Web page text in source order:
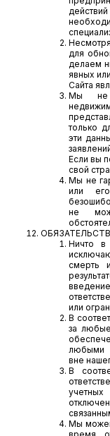
для
делаем
явных
Сайта
Мы не
только
эти
Если вы
свой
Мы не
или
не
Ничто в
смерть
или
В
за
любыми
вне
В
Мы